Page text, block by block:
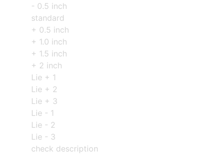
- 0.5 inch
standard
+ 0.5 inch
+ 1.0 inch
+ 1.5 inch
+ 2 inch
Lie + 1
Lie + 2
Lie + 3
Lie - 1
Lie - 2
Lie - 3
check description